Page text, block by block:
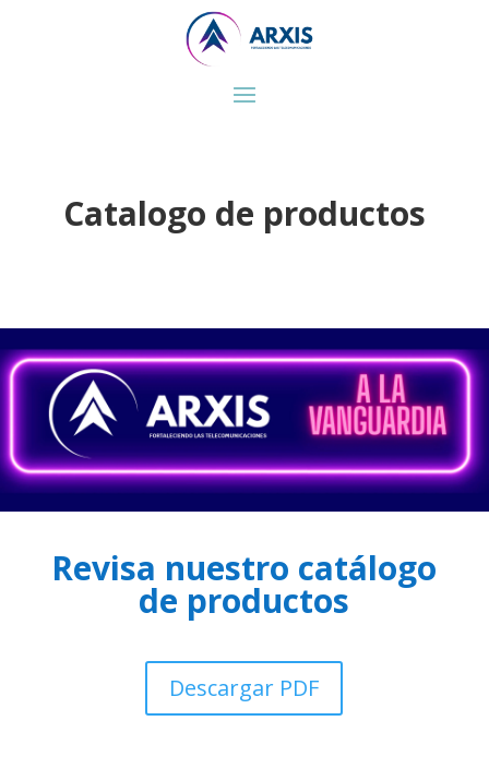
Catalogo de productos
Revisa nuestro catálogo
de productos
Descargar PDF